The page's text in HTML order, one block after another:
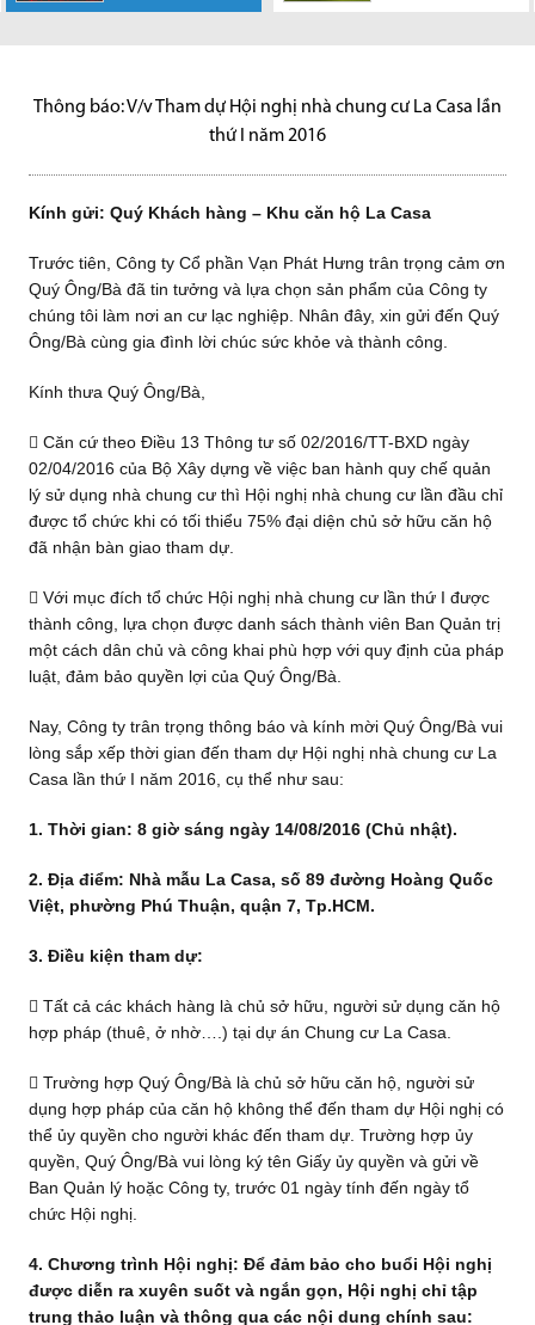
Vạn Phát Hưng
hợp tác của Quý khách...
Vạn Phát Hưng
2016
Thông báo: V/v Tham dự Hội nghị nhà chung cư La Casa lần
thứ I năm 2016
Kính gửi: Quý Khách hàng – Khu căn hộ La Casa
Trước tiên, Công ty Cổ phần Vạn Phát Hưng trân trọng cảm ơn
Quý Ông/Bà đã tin tưởng và lựa chọn sản phẩm của Công ty
chúng tôi làm nơi an cư lạc nghiệp. Nhân đây, xin gửi đến Quý
Ông/Bà cùng gia đình lời chúc sức khỏe và thành công.
Kính thưa Quý Ông/Bà,
 Căn cứ theo Điều 13 Thông tư số 02/2016/TT-BXD ngày
02/04/2016 của Bộ Xây dựng về việc ban hành quy chế quản
lý sử dụng nhà chung cư thì Hội nghị nhà chung cư lần đầu chỉ
được tổ chức khi có tối thiểu 75% đại diện chủ sở hữu căn hộ
đã nhận bàn giao tham dự.
 Với mục đích tổ chức Hội nghị nhà chung cư lần thứ I được
thành công, lựa chọn được danh sách thành viên Ban Quản trị
một cách dân chủ và công khai phù hợp với quy định của pháp
luật, đảm bảo quyền lợi của Quý Ông/Bà.
Nay, Công ty trân trọng thông báo và kính mời Quý Ông/Bà vui
lòng sắp xếp thời gian đến tham dự Hội nghị nhà chung cư La
Casa lần thứ I năm 2016, cụ thể như sau:
1. Thời gian: 8 giờ sáng ngày 14/08/2016 (Chủ nhật).
2. Địa điểm: Nhà mẫu La Casa, số 89 đường Hoàng Quốc
Việt, phường Phú Thuận, quận 7, Tp.HCM.
3. Điều kiện tham dự:
 Tất cả các khách hàng là chủ sở hữu, người sử dụng căn hộ
hợp pháp (thuê, ở nhờ….) tại dự án Chung cư La Casa.
 Trường hợp Quý Ông/Bà là chủ sở hữu căn hộ, người sử
dụng hợp pháp của căn hộ không thể đến tham dự Hội nghị có
thể ủy quyền cho người khác đến tham dự. Trường hợp ủy
quyền, Quý Ông/Bà vui lòng ký tên Giấy ủy quyền và gửi về
Ban Quản lý hoặc Công ty, trước 01 ngày tính đến ngày tổ
chức Hội nghị.
4. Chương trình Hội nghị: Để đảm bảo cho buổi Hội nghị
được diễn ra xuyên suốt và ngắn gọn, Hội nghị chỉ tập
trung thảo luận và thông qua các nội dung chính sau: